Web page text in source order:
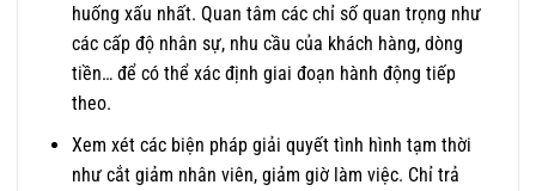
huống xấu nhất. Quan tâm các chỉ số quan trọng như
các cấp độ nhân sự, nhu cầu của khách hàng, dòng
tiền… để có thể xác định giai đoạn hành động tiếp
theo.
Xem xét các biện pháp giải quyết tình hình tạm thời
như cắt giảm nhân viên, giảm giờ làm việc. Chỉ trả